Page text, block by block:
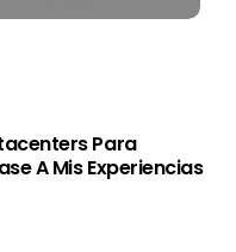
Para
A Mis Experiencias